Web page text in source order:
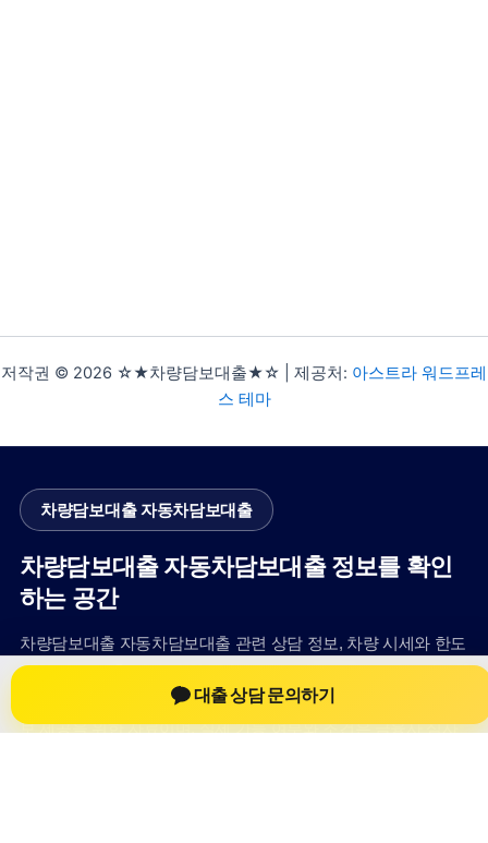
저작권 © 2026 ☆★차량담보대출★☆ | 제공처: 아스트라 워드프레
스 테마
차량담보대출 자동차담보대출
차량담보대출 자동차담보대출 정보를 확인
하는 공간
차량담보대출 자동차담보대출 관련 상담 정보, 차량 시세와 한도
확인 기준, 대출 선택 시 참고할 수 있는 내용을 jiesuoji.org 안에
서 확인할 수 있도록 구성했습니다. 본 사이트의 내용은 일반 정
보 제공을 위한 자료이며, 실제 가능 여부와 조건은 금융사 심사
대출 상담 문의하기